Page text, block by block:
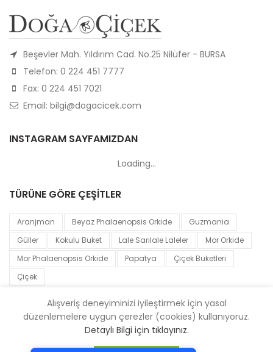
Tek Tıkla Ödeme Kolaylığı
7/24 Canlı Destek
Beşevler Mah. Yıldırım Cad. No.25 Nilüfer - BURSA
Telefon: 0 224 451 7777
Fax: 0 224 451 7021
Email: bilgi@dogacicek.com
INSTAGRAM SAYFAMIZDAN
Loading...
TÜRÜNE GÖRE ÇEŞİTLER
Aranjman Beyaz Phalaenopsis Orkide
Guzmania
Güller
Kokulu Buket Lale Sarılale Laleler
Mor Orkide
Mor Phalaenopsis Orkide
Papatya
Çiçek Buketleri
Çiçek
Sitede bulunan göreseller firmamıza aittir.
Kopyalanması yasaktır.
Alışveriş deneyiminizi iyileştirmek için yasal
düzenlemelere uygun çerezler (cookies) kullanıyoruz.
Detaylı Bilgi için tıklayınız.